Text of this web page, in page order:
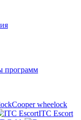
программ
Cooper wheelock
ITC Escort